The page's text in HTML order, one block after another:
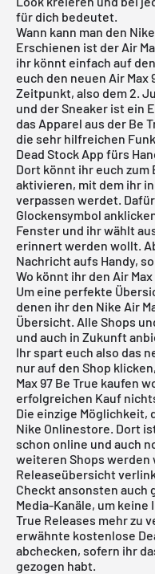
für dich bedeutet.
Wann kann man den
Erschienen ist der Air
ihr könnt einfach auf
euch den neuen Air Max
Zeitpunkt, also dem 2.
und der Sneaker ist ein
das Apparel aus der Be
die sehr hilfreichen
Dead Stock App fürs
Dort könnt ihr euch
aktivieren, mit dem ihr
verpassen werdet.
Glockensymbol
Fenster und ihr wählt
erinnert werden wollt.
Nachricht aufs Handy,
Wo könnt ihr den Air
Um eine perfekte
denen ihr den Nike Air
Übersicht. Alle Shops
und auch in Zukunft
Ihr spart euch also das
nur auf den Shop
Max 97 Be True kaufen
erfolgreichen Kauf
Die einzige Möglichkeit,
Nike Onlinestore. Dort
schon online und auch
weiteren Shops werden
Releaseübersicht
Checkt ansonsten auch
Media-Kanäle, um keine
True Releases mehr zu
erwähnte kostenlose
abchecken, sofern ihr
gezogen habt.